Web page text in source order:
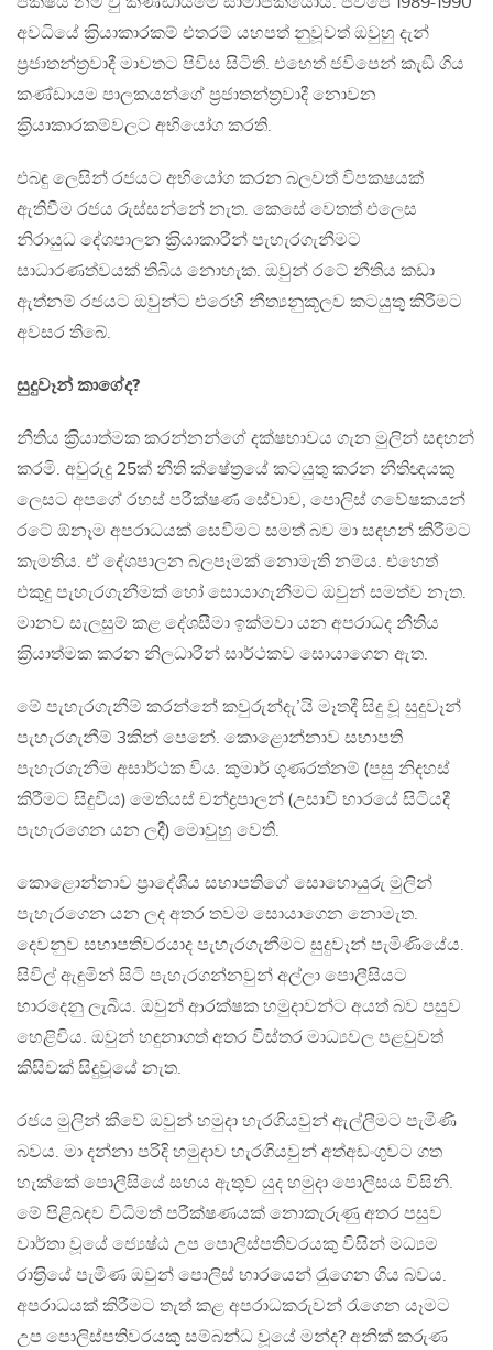
අවධියේ ක‍්‍රියාකාරකම් එතරම් යහපත් නුවූවත් ඔවුහු දැන්
ප‍්‍රජාතන්ත‍්‍රවාදී මාවතට පිවිස සිටිති. එහෙත් ජවිපෙන් කැඞී ගිය
කණ්ඩායම පාලකයන්ගේ ප‍්‍රජාතන්ත‍්‍රවාදී නොවන
ක‍්‍රියාකාරකම්වලට අභියෝග කරති.
එබඳු ලෙසින් රජයට අභියෝග කරන බලවත් විපකෂයක්
ඇතිවීම රජය රුස්සන්නේ නැත. කෙසේ වෙතත් එලෙස
නිරායුධ දේශපාලන ක‍්‍රියාකාරීන් පැහැරගැනීමට
සාධාරණත්වයක් තිබිය නොහැක. ඔවුන් රටේ නීතිය කඩා
ඇත්නම් රජයට ඔවුන්ට එරෙහි නීත්‍යනුකූලව කටයුතු කිරීමට
අවසර තිබේ.
සුදුවෑන් කාගේද?
නීතිය ක‍්‍රියාත්මක කරන්නන්ගේ දක්ෂභාවය ගැන මුලින් සඳහන්
කරමි. අවුරුදු 25ක් නීති ක්ෂේත‍්‍රයේ කටයුතු කරන නීතිඥයකු
ලෙසට අපගේ රහස් පරීක්ෂණ සේවාව, පොලිස් ගවේෂකයන්
රටේ ඕනෑම අපරාධයක් සෙවීමට සමත් බව මා සඳහන් කිරීමට
කැමතිය. ඒ දේශපාලන බලපෑමක් නොමැති නම්ය. එහෙත්
එකුදු පැහැරගැනීමක් හෝ සොයාගැනීමට ඔවුන් සමත්ව නැත.
මානව සැලසුම් කළ දේශසීමා ඉක්මවා යන අපරාධද නීතිය
ක‍්‍රියාත්මක කරන නිලධාරීන් සාර්ථකව සොයාගෙන ඇත.
මේ පැහැරගැනීම් කරන්නේ කවුරුන්දැ’යි මෑතදී සිදු වූ සුදුවෑන්
පැහැරගැනීම් 3කින් පෙනේ. කොළොන්නාව සභාපති
පැහැරගැනීම අසාර්ථක විය. කුමාර් ගුණරත්නම් (පසු නිදහස්
කිරීමට සිදුවිය) මෙතියස් චන්ද්‍රපාලන් (උසාවි භාරයේ සිටියදී
පැහැරගෙන යන ලදී) මොවුහු වෙති.
කොළොන්නාව ප‍්‍රාදේශීය සභාපතිගේ සොහොයුරු මුලින්
පැහැරගෙන යන ලද අතර තවම සොයාගෙන නොමැත.
දෙවනුව සභාපතිවරයාද පැහැරගැනීමට සුදුවෑන් පැමිණියේය.
සිවිල් ඇඳුමින් සිටි පැහැරගන්නවුන් අල්ලා පොලීසියට
භාරදෙනු ලැබීය. ඔවුන් ආරක්ෂක හමුදාවන්ට අයත් බව පසුව
හෙළිවිය. ඔවුන් හඳුනාගත් අතර විස්තර මාධ්‍යවල පළවුවත්
කිසිවක් සිදුවූයේ නැත.
රජය මුලින් කීවේ ඔවුන් හමුදා හැරගියවුන් ඇල්ලීමට පැමිණි
බවය. මා දන්නා පරිදි හමුදාව හැරගියවුන් අත්අඩංගුවට ගත
හැක්කේ පොලීසියේ සහය ඇතුව යුද හමුදා පොලීසය විසිනි.
මේ පිළිබඳව විධිමත් පරීක්ෂණයක් නොකැරුණු අතර පසුව
වාර්තා වූයේ ජ්‍යෙෂ්ඨ උප පොලිස්පතිවරයකු විසින් මධ්‍යම
රාත‍්‍රියේ පැමිණ ඔවුන් පොලිස් භාරයෙන් රැුගෙන ගිය බවය.
අපරාධයක් කිරීමට තැත් කළ අපරාධකරුවන් රැගෙන යෑමට
උප පොලිස්පතිවරයකු සම්බන්ධ වූයේ මන්ද? අනික් කරුණ